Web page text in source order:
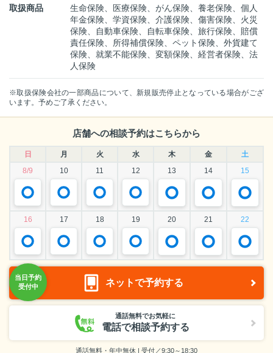
取扱商品
生命保険、医療保険、がん保険、養老保険、個人
年金保険、学資保険、介護保険、傷害保険、火災
保険、自動車保険、自転車保険、旅行保険、賠償
責任保険、所得補償保険、ペット保険、外貨建て
保険、就業不能保険、変額保険、経営者保険、法
人保険
※取扱保険会社の一部商品について、新規販売停止となっている場合がござ
います。予めご了承ください。
店舗への相談予約はこちらから
日 月 火 水 木 金
土
8/9
10 11 12 13 14 15
16 17 18 19 20 21 22
ネットで予約する
通話無料でお気軽に
電話で相談予約する
通話無料・年中無休 | 受付／9:30～18:30